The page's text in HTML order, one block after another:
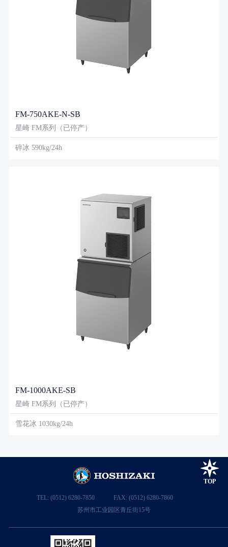
FM-750AKE-N-SB
星崎 FM系列（已停产）
碎冰 590kg/24h
FM-1000AKE-SB
星崎 FM系列（已停产）
雪花冰 1030kg/24h
TEL: (0512) 6280-7850
FAX: (0512) 6280-7860
苏州市工业园区青丘街15号
TOP